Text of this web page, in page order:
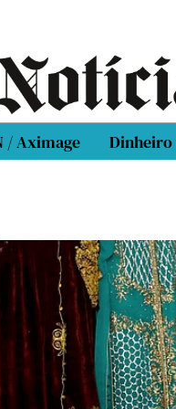
/ Aximage Dinheiro